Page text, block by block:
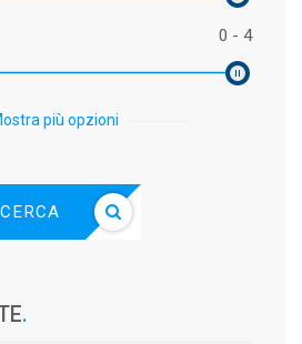
0 - 4
più opzioni
CERCA
.